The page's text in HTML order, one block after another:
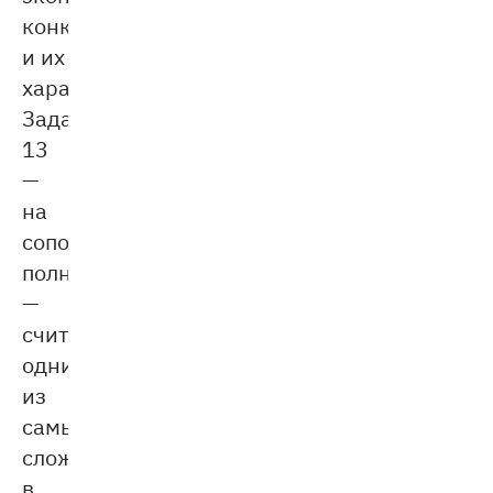
конкуренции
и их
характеристики.
Задание
13
—
на
сопоставление
полномочий
—
считается
одним
из
самых
сложных